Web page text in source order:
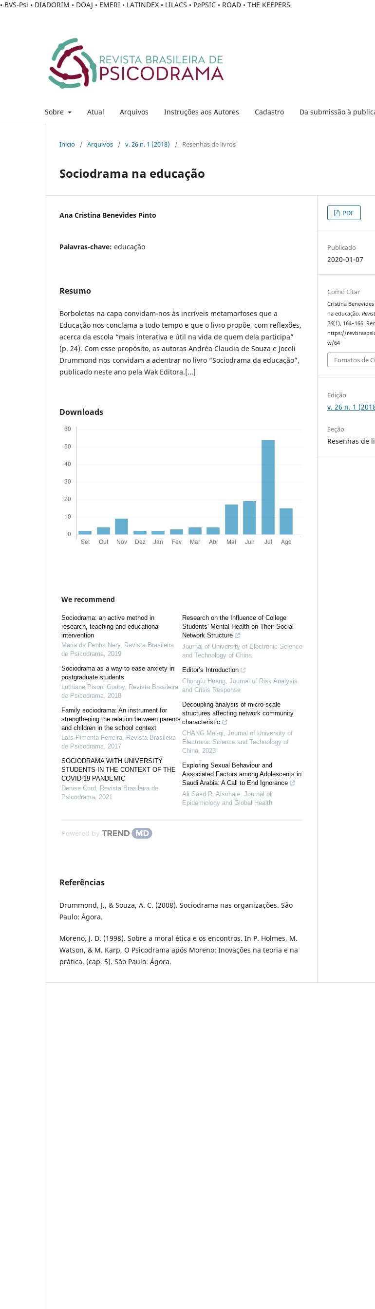
• BVS-Psi • DIADORIM • DOAJ • EMERI • LATINDEX • LILACS • PePSIC • ROAD • THE KEEPERS
Sobre Atual Arquivos Instruções aos Autores Cadastro Da submissão à
Início / Arquivos / v. 26 n. 1 (2018) / Resenhas de livros
Sociodrama na educação
Ana Cristina Benevides Pinto
Palavras-chave: educação
Resumo
Borboletas na capa convidam-nos às incríveis metamorfoses que a
Educação nos conclama a todo tempo e que o livro propõe, com reflexões,
acerca da escola “mais interativa e útil na vida de quem dela participa”
(p. 24). Com esse propósito, as autoras Andréa Claudia de Souza e Joceli
Drummond nos convidam a adentrar no livro “Sociodrama da educação”,
publicado neste ano pela Wak Editora.[...]
Downloads
We recommend
Sociodrama: an active method in
research, teaching and educational
intervention
Maria da Penha Nery, Revista Brasileira
de Psicodrama 2019
Sociodrama as a way to ease anxiety in
postgraduate students
Luthiane Pisoni Godoy, Revista Brasileira
de Psicodrama 2018
Family sociodrama: An instrument for
strengthening the relation between parents
and children in the school context
Laís Pimenta Ferreira
Revista Brasileira
de Psicodrama 2017
SOCIODRAMA WITH UNIVERSITY
STUDENTS IN THE CONTEXT OF THE
COVID-19 PANDEMIC
Denise Cord
Revista Brasileira de
Psicodrama 2021
Research on the Influence of College
Students' Mental Health on Their Social
Network Structure
Journal of University of Electronic Science
and Technology of China
Editor’s Introduction
Chongfu Huang, Journal of Risk Analysis
and Crisis Response
Decoupling analysis of micro-scale
structures affecting network community
characteristic
CHANG Mei-qi Journal of University of
Electronic Science and Technology of
China, 2023
Exploring Sexual Behaviour and
Associated Factors among Adolescents in
Saudi Arabia: A Call to End Ignorance
Ali Saad R. Alsubaie, Journal of
Epidemiology and Global Health
Powered by
Referências
Drummond, J., & Souza, A. C. (2008). Sociodrama nas organizações. São
Paulo: Ágora.
Moreno, J. D. (1998). Sobre a moral ética e os encontros. In P. Holmes, M.
Watson, & M. Karp, O Psicodrama após Moreno: Inovações na teoria e na
prática. (cap. 5). São Paulo: Ágora.
PDF
Publicado
2020-01-07
Como Citar
Cristina
na educação.
26(1), 164–166.
https://
w/64
Fomatos de
Edição
v. 26 n. 1
Seção
Resenhas de